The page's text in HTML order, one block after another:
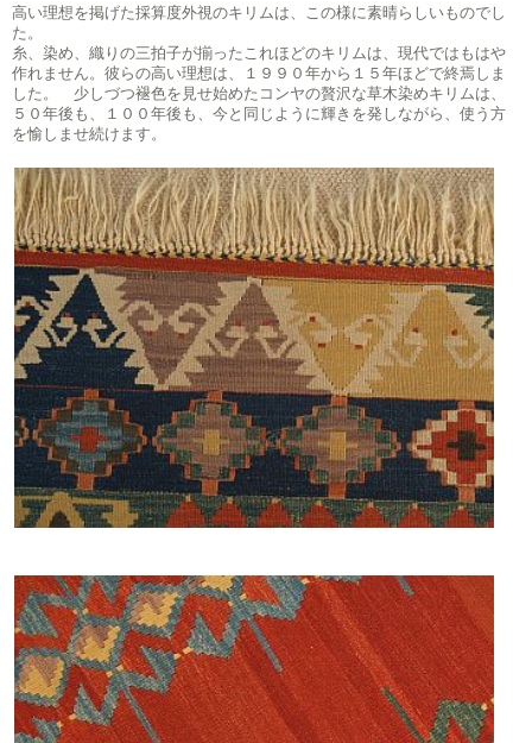
高い理想を掲げた採算度外視のキリムは、この様に素晴らしいものでし
た。
糸、染め、織りの三拍子が揃ったこれほどのキリムは、現代ではもはや
作れません。彼らの高い理想は、１９９０年から１５年ほどで終焉しま
した。 少しづつ褪色を見せ始めたコンヤの贅沢な草木染めキリムは、
５０年後も、１００年後も、今と同じように輝きを発しながら、使う方
を愉しませ続けます。